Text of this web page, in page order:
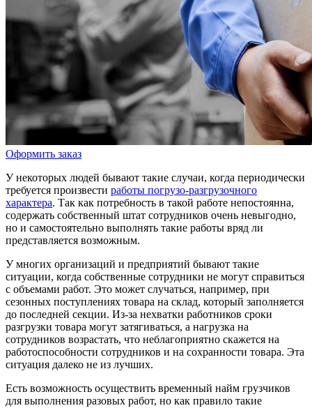
Оформить заказ
У некоторых людей бывают такие случаи, когда периодически
требуется произвести работы погрузо-разгрузочного
характера. Так как потребность в такой работе непостоянна,
содержать собственный штат сотрудников очень невыгодно,
но и самостоятельно выполнять такие работы вряд ли
представляется возможным.
У многих организаций и предприятий бывают такие
ситуации, когда собственные сотрудники не могут справиться
с объемами работ. Это может случаться, например, при
сезонных поступлениях товара на склад, который заполняется
до последней секции. Из-за нехватки работников сроки
разгрузки товара могут затягиваться, а нагрузка на
сотрудников возрастать, что неблагоприятно скажется на
работоспособности сотрудников и на сохранности товара. Эта
ситуация далеко не из лучших.
Есть возможность осуществить временный найм грузчиков
для выполнения разовых работ, но как правило такие